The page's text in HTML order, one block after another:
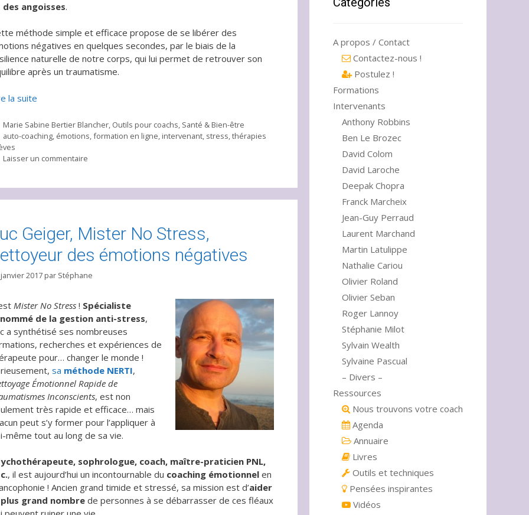
angoisses.
méthode simple et efficace propose de se libérer des
négatives en quelques secondes, par le biais de la
naturelle de notre corps, qui lui permet de retrouver son
après un traumatisme.
la suite
Catégories
Marie Sabine Bertier Blancher, Outils pour coachs, Santé & Bien-être
Étiquettes
auto-coaching, émotions,formation en ligne, intervenant, stress,thérapies
Laisser un commentaire
Geiger, Mister No Stress,
des émotions négatives
2017 par Stéphane
Mister No Stress ! Spécialiste
de la gestion anti-stress,
a synthétisé ses nombreuses
recherches et expériences de
pour… changer le monde !
sa méthode NERTI,
Émotionnel Rapide de
Inconscients, est non
très rapide et efficace… mais
peut s’y former pour l’appliquer à
même tout au long de sa vie.
sophrologue, coach, maître-praticien PNL,
, il est aujourd’hui un incontournable du coaching émotionnel en
! Ancien grand timide et stressé, sa mission est d’aider
grand nombre de personnes à se débarrasser de ces fléaux
A propos / Contact
Contactez-nous !
Postulez !
Formations
Intervenants
Anthony Robbins
Ben Le Brozec
David Colom
David Laroche
Deepak Chopra
Franck Marcheix
Jean-Guy Perraud
Laurent Marchand
Martin Latulippe
Nathalie Cariou
Olivier Roland
Olivier Seban
Roger Lannoy
Stéphanie Milot
Sylvain Wealth
Sylvaine Pascual
– Divers –
Ressources
Nous trouvons votre coach
Agenda
Annuaire
Livres
Outils et techniques
Pensées inspirantes
Vidéos